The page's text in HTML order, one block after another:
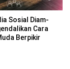
Sosial Diam-
Cara
Berpikir